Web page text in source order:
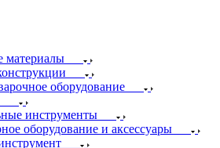
материалы
оборудование
инструменты
оборудование и аксессуары